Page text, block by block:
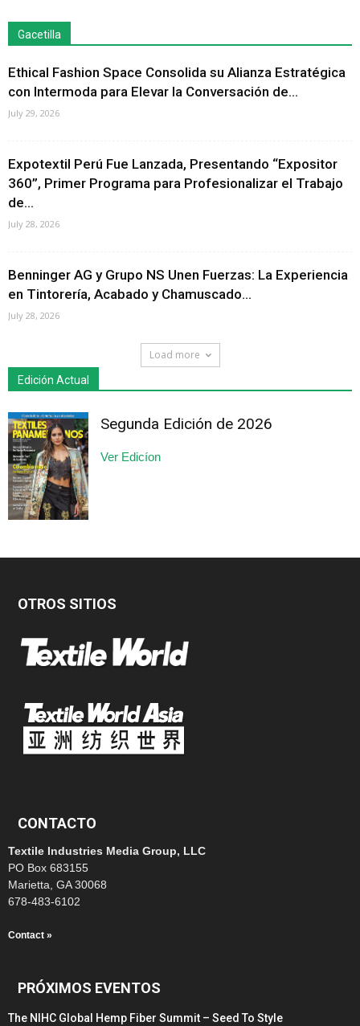
Gacetilla
Ethical Fashion Space Consolida su Alianza Estratégica
con Intermoda para Elevar la Conversación de...
July 29, 2026
Expotextil Perú Fue Lanzada, Presentando “Expositor
360”, Primer Programa para Profesionalizar el Trabajo
de...
July 28, 2026
Benninger AG y Grupo NS Unen Fuerzas: La Experiencia
en Tintorería, Acabado y Chamuscado...
July 28, 2026
Load more
Edición Actual
Segunda Edición de 2026
Ver Edicíon
OTROS SITIOS
CONTACTO
Textile Industries Media Group, LLC
PO Box 683155
Marietta, GA 30068
678-483-6102
Contact »
PRÓXIMOS EVENTOS
The NIHC Global Hemp Fiber Summit – Seed To Style